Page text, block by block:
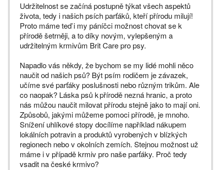
Udržitelnost se začíná postupně týkat všech aspektů
života, tedy i našich psích parťáků, kteří přírodu milují!
Proto máme teď i my páníčci možnost chovat se k
přírodě šetrněji, a to díky novým, vylepšeným a
udržitelným krmivům Brit Care pro psy.
Napadlo vás někdy, že bychom se my lidé mohli něco
naučit od našich psů? Být psím rodičem je závazek,
učíme své parťáky poslušnosti nebo různým trikům. Ale
co naopak? Láska psů k přírodě nezná hranic, a proto
nás můžou naučit milovat přírodu stejně jako to mají oni.
Způsobů, jakými můžeme pomoci přírodě, je mnoho.
Snížení uhlíkové stopy docílíme například nákupem
lokálních potravin a produktů vyrobených v blízkých
regionech nebo v okolních zemích. Stejnou možnost už
máme i v případě krmiv pro naše parťáky. Proč tedy
vsadit na české krmivo?